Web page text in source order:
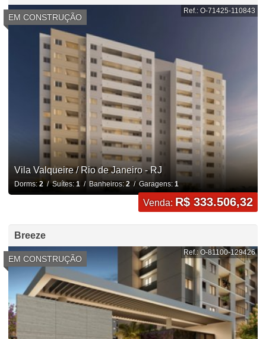
EM CONSTRUÇÃO
Ref.: O-71425-110843
Vila Valqueire / Rio de Janeiro - RJ
Dorms: 2/ Suítes: 1/ Banheiros: 2/ Garagens: 1
Venda: R$ 333.506,32
Breeze
EM CONSTRUÇÃO
Ref.: O-81100-129426